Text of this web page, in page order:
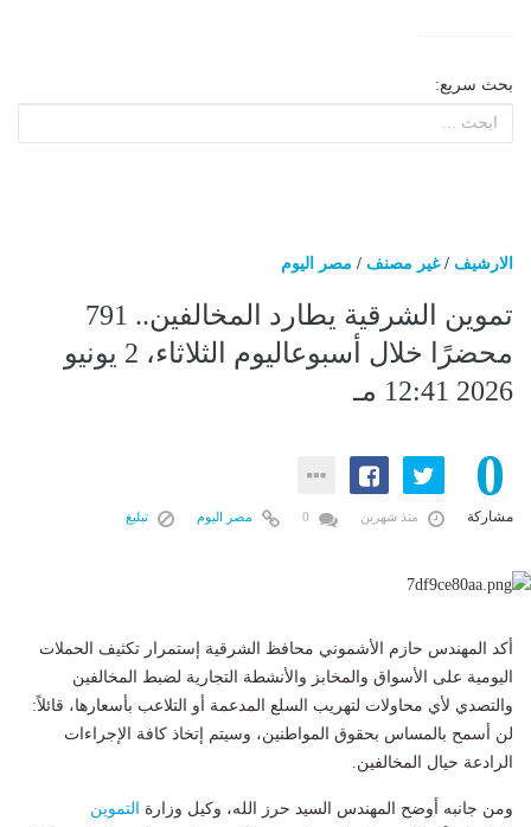
بحث سريع:
الارشيف /غير مصنف / مصر اليوم
تموين الشرقية يطارد المخالفين.. 791
محضرًا خلال أسبوعاليوم الثلاثاء، 2 يونيو
2026 12:41 مـ
0
مشاركة منذ شهرين مصر اليوم تبليغ
أكد المهندس حازم الأشموني محافظ الشرقية إستمرار تكثيف الحملات
اليومية على الأسواق والمخابز والأنشطة التجارية لضبط المخالفين
والتصدي لأي محاولات لتهريب السلع المدعمة أو التلاعب بأسعارها، قائلاً:
لن أسمح بالمساس بحقوق المواطنين، وسيتم إتخاذ كافة الإجراءات
الرادعة حيال المخالفين.
ومن جانبه أوضح المهندس السيد حرز الله، وكيل وزارة
التموين